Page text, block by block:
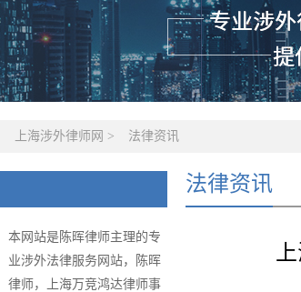
上海涉外律师网 > 法律资讯
本网站是陈晖律师主理的专
业涉外法律服务网站，陈晖
律师，上海万竞鸿达律师事
法律资讯